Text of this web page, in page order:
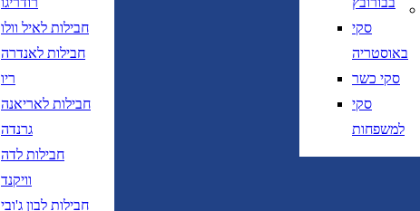
חבילות לאיל וולו
חבילות לאנדרה
ריו
חבילות לאריאנה
גרנדה
חבילות לדה
וויקנד
חבילות לבון ג'ובי
סקי
באוסטריה
סקי כשר
סקי
למשפחות